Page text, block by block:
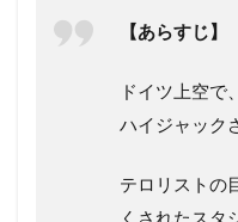
【あらすじ】
ドイツ上空で
ハイジャック
テロリストの
くされたスタ